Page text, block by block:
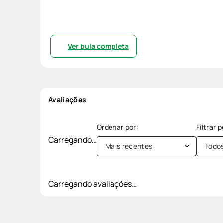
Ver bula completa
Avaliações
Carregando…
Mais recentes
Carregando avaliações…